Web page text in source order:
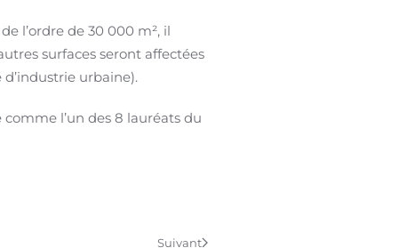
l’ordre de 30 000 m², il
surfaces seront affectées
urbaine).
l’un des 8 lauréats du
Suivant